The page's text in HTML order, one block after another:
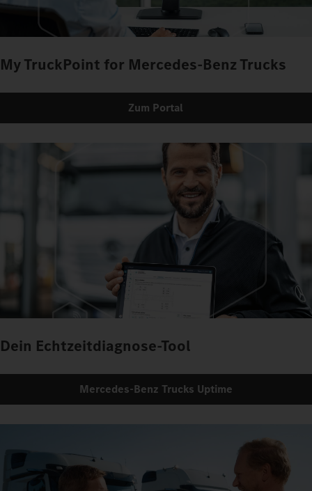
My TruckPoint for Mercedes-Benz Trucks
Zum Portal
Dein Echtzeitdiagnose-Tool
Mercedes‑Benz Trucks Uptime